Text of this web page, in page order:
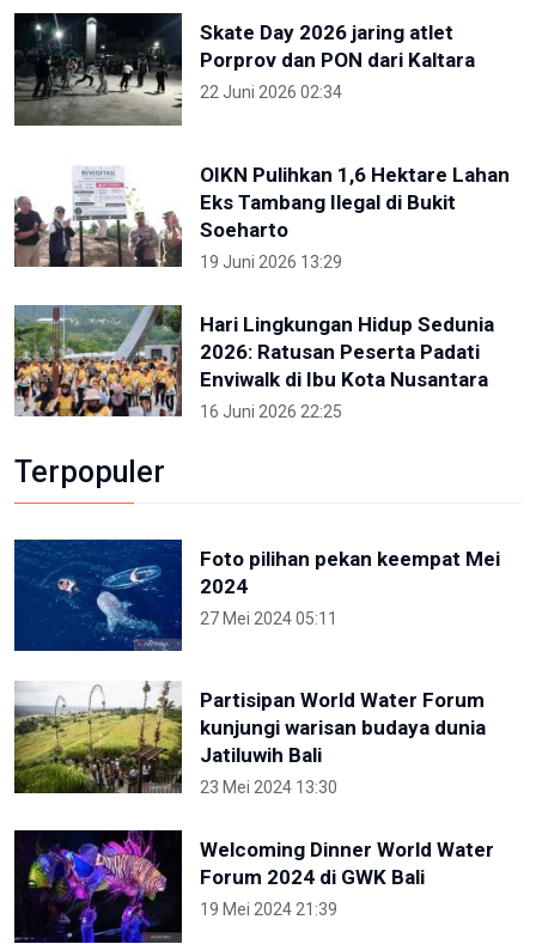
Skate Day 2026 jaring atlet
Porprov dan PON dari Kaltara
22 Juni 2026 02:34
OIKN Pulihkan 1,6 Hektare Lahan
Eks Tambang Ilegal di Bukit
Soeharto
19 Juni 2026 13:29
Hari Lingkungan Hidup Sedunia
2026: Ratusan Peserta Padati
Enviwalk di Ibu Kota Nusantara
16 Juni 2026 22:25
Terpopuler
Foto pilihan pekan keempat Mei
2024
27 Mei 2024 05:11
Partisipan World Water Forum
kunjungi warisan budaya dunia
Jatiluwih Bali
23 Mei 2024 13:30
Welcoming Dinner World Water
Forum 2024 di GWK Bali
19 Mei 2024 21:39